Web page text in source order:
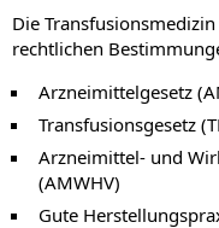
Die
rechtlichen
Arzneimittelgesetz
Transfusionsgesetz
Arzneimittel- und
(AMWHV)
Gute